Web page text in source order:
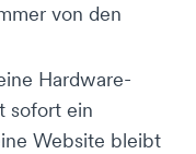
von den
Hardware-
sofort ein
Website bleibt